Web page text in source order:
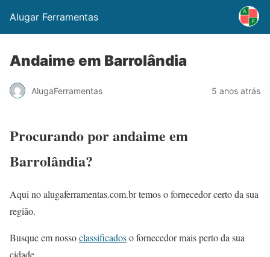
Alugar Ferramentas
Andaime em Barrolândia
AlugaFerramentas 5 anos atrás
Procurando por andaime em
Barrolândia?
Aqui no alugaferramentas.com.br temos o fornecedor certo da sua
região.
Busque em nossoclassificadoso fornecedor mais perto da sua
cidade.